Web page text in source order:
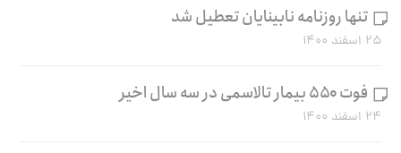
تنها روزنامه نابینایان تعطیل شد
۲۵ اسفند ۱۴۰۰
فوت ۵۵۰ بیمار تالاسمی در سه سال اخیر
۲۴ اسفند ۱۴۰۰